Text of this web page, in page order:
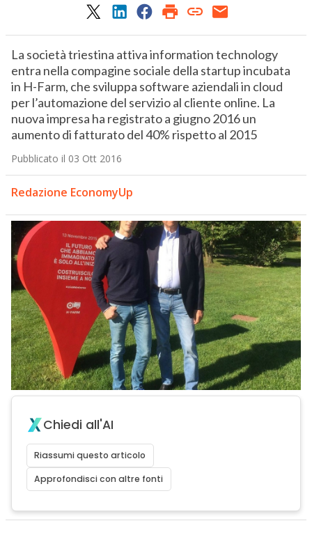
La società triestina attiva information technology
entra nella compagine sociale della startup incubata
in H-Farm, che sviluppa software aziendali in cloud
per l’automazione del servizio al cliente online. La
nuova impresa ha registrato a giugno 2016 un
aumento di fatturato del 40% rispetto al 2015
Pubblicato il 03 Ott 2016
Redazione EconomyUp
Chiedi all'AI
Riassumi questo articolo
Approfondisci con altre fonti